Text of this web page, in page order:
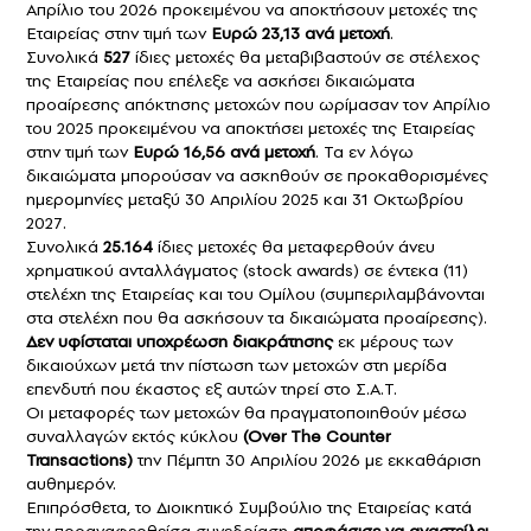
Απρίλιο του 2026 προκειμένου να αποκτήσουν μετοχές της
Εταιρείας στην τιμή των Ευρώ 23,13 ανά μετοχή.
Συνολικά 527 ίδιες μετοχές θα μεταβιβαστούν σε στέλεχος
της Εταιρείας που επέλεξε να ασκήσει δικαιώματα
προαίρεσης απόκτησης μετοχών που ωρίμασαν τον Απρίλιο
του 2025 προκειμένου να αποκτήσει μετοχές της Εταιρείας
στην τιμή των Ευρώ 16,56 ανά μετοχή. Τα εν λόγω
δικαιώματα μπορούσαν να ασκηθούν σε προκαθορισμένες
ημερομηνίες μεταξύ 30 Απριλίου 2025 και 31 Οκτωβρίου
2027.
Συνολικά 25.164 ίδιες μετοχές θα μεταφερθούν άνευ
χρηματικού ανταλλάγματος (stock awards) σε έντεκα (11)
στελέχη της Εταιρείας και του Ομίλου (συμπεριλαμβάνονται
στα στελέχη που θα ασκήσουν τα δικαιώματα προαίρεσης).
Δεν υφίσταται υποχρέωση διακράτησηςεκ μέρους των
δικαιούχων μετά την πίστωση των μετοχών στη μερίδα
επενδυτή που έκαστος εξ αυτών τηρεί στο Σ.Α.Τ.
Οι μεταφορές των μετοχών θα πραγματοποιηθούν μέσω
συναλλαγών εκτός κύκλου (Over The Counter
Transactions)την Πέμπτη 30 Απριλίου 2026 με εκκαθάριση
αυθημερόν.
Επιπρόσθετα, το Διοικητικό Συμβούλιο της Εταιρείας κατά